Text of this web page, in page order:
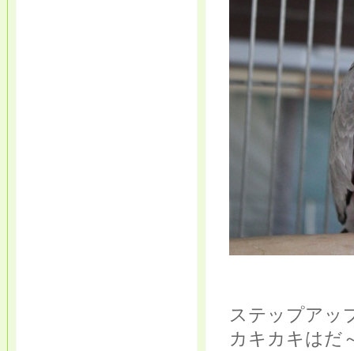
ステップアッ
カキカキはだ